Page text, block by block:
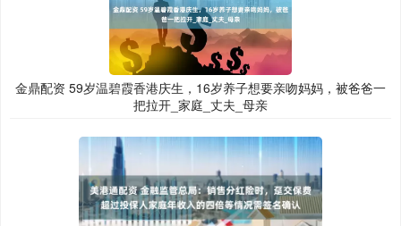
金鼎配资 59岁温碧霞香港庆生，16岁养子想要亲吻妈妈，被爸爸一
把拉开_家庭_丈夫_母亲